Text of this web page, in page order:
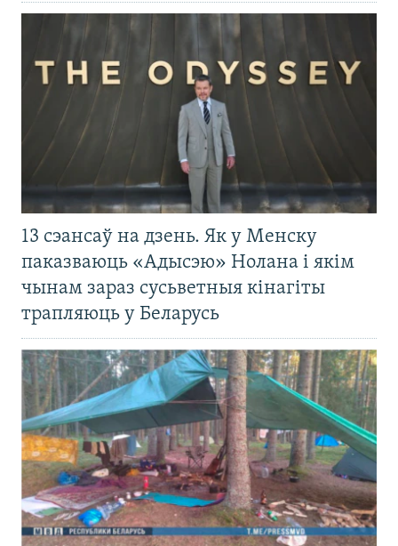
13 сэансаў на дзень. Як у Менску
паказваюць «Адысэю» Нолана і якім
чынам зараз сусьветныя кінагіты
трапляюць у Беларусь